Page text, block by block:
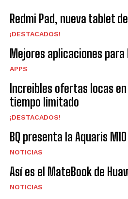
Redmi Pad, nueva tablet
¡DESTACADOS!
Mejores aplicaciones para
APPS
Increibles ofertas locas
tiempo limitado
¡DESTACADOS!
BQ presenta la Aquaris
NOTICIAS
Así es el MateBook de
NOTICIAS